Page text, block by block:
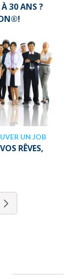
À 30 ANS ?
UN JOB
RÊVES,